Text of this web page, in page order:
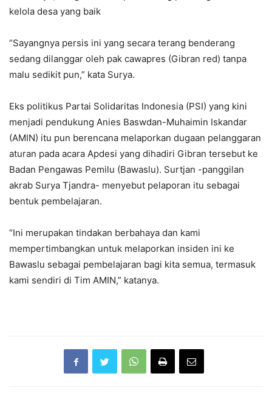
kelola desa yang baik
“Sayangnya persis ini yang secara terang benderang
sedang dilanggar oleh pak cawapres (Gibran red) tanpa
malu sedikit pun,” kata Surya.
Eks politikus Partai Solidaritas Indonesia (PSI) yang kini
menjadi pendukung Anies Baswdan-Muhaimin Iskandar
(AMIN) itu pun berencana melaporkan dugaan pelanggaran
aturan pada acara Apdesi yang dihadiri Gibran tersebut ke
Badan Pengawas Pemilu (Bawaslu). Surtjan -panggilan
akrab Surya Tjandra- menyebut pelaporan itu sebagai
bentuk pembelajaran.
“Ini merupakan tindakan berbahaya dan kami
mempertimbangkan untuk melaporkan insiden ini ke
Bawaslu sebagai pembelajaran bagi kita semua, termasuk
kami sendiri di Tim AMIN,” katanya.